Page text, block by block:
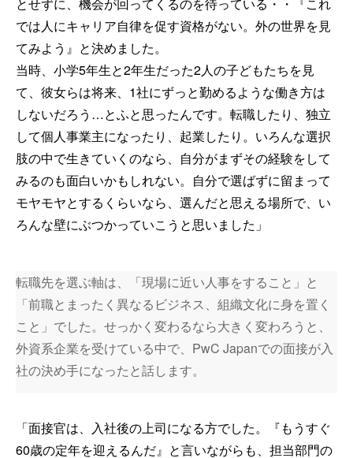
とせずに、機会が回ってくるのを待っている・・『これ
では人にキャリア自律を促す資格がない。外の世界を見
てみよう』と決めました。
当時、小学5年生と2年生だった2人の子どもたちを見
て、彼女らは将来、1社にずっと勤めるような働き方は
しないだろう…とふと思ったんです。転職したり、独立
して個人事業主になったり、起業したり。いろんな選択
肢の中で生きていくのなら、自分がまずその経験をして
みるのも面白いかもしれない。自分で選ばずに留まって
モヤモヤとするくらいなら、選んだと思える場所で、い
ろんな壁にぶつかっていこうと思いました」
転職先を選ぶ軸は、「現場に近い人事をすること」と
「前職とまったく異なるビジネス、組織文化に身を置く
こと」でした。せっかく変わるなら大きく変わろうと、
外資系企業を受けている中で、PwC Japanでの面接が入
社の決め手になったと話します。
「面接官は、入社後の上司になる方でした。『もうすぐ
60歳の定年を迎えるんだ』と言いながらも、担当部門の